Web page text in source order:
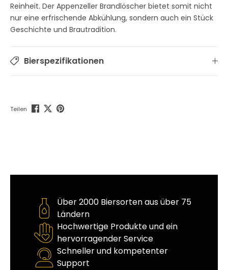
Reinheit. Der Appenzeller Brandlöscher bietet somit nicht
nur eine erfrischende Abkühlung, sondern auch ein Stück
Geschichte und Brautradition.
Bierspezifikationen
Teilen
Über 2000 Biersorten aus über 75
Ländern
Hochwertige Produkte und ein
hervorragender Service
Schneller und kompetenter
Support